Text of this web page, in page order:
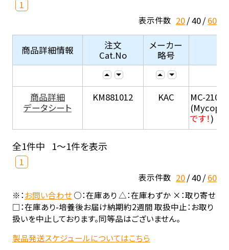
1
表示件数 20 40 60
商品詳細情報
注文
Cat.No
メーカー
略号
商品詳細
データシート
KM881012 KAC
MC-210 (
です！)
全1件中 1～1件を表示
1
表示件数 20 40 60
※：お問い合わせ○：在庫あり △：在庫わずか ×：取り寄せ
□：在庫あり-培養後お届け納期約2週間 取扱中止：お取り
扱いを中止しております。同等品はございません。
製品発送スケジュールについてはこちら